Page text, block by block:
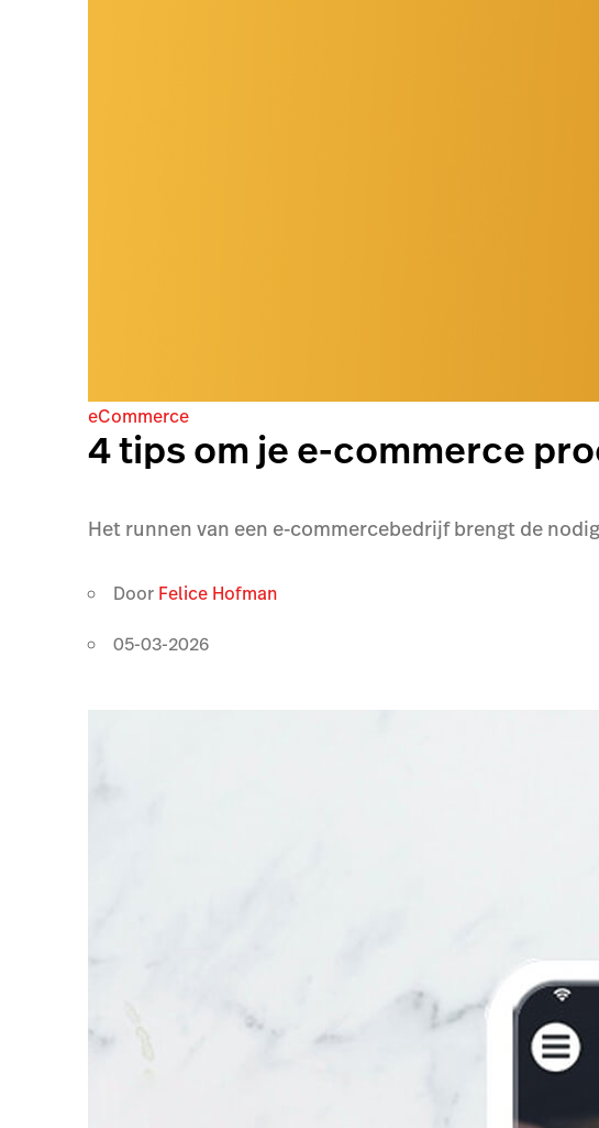
eCommerce
4 tips om je e-commerce
Het runnen van een e-commercebedrijf brengt de
Door Felice Hofman
05-03-2026